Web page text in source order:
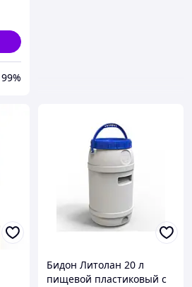
99%
Бидон Литолан 20 л
пищевой пластиковый с